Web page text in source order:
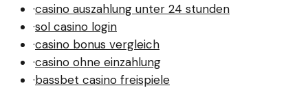
·casino auszahlung unter 24 stunden
·sol casino login
·casino bonus vergleich
·casino ohne einzahlung
·bassbet casino freispiele